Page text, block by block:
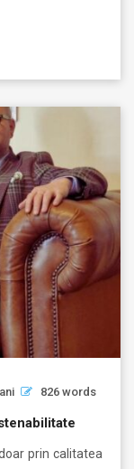
826 words
prin calitatea